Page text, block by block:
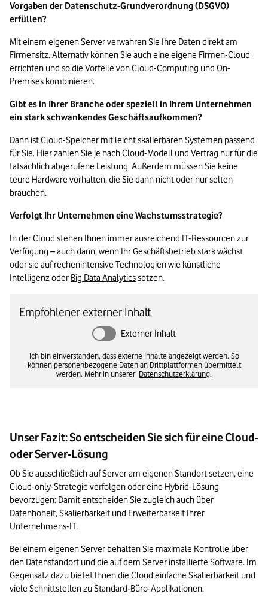
Vorgaben der Datenschutz-Grundverordnung (DSGVO)
erfüllen?
Mit einem eigenen Server verwahren Sie Ihre Daten direkt am
Firmensitz. Alternativ können Sie auch eine eigene Firmen-Cloud
errichten und so die Vorteile von Cloud-Computing und On-
Premises kombinieren.
Gibt es in Ihrer Branche oder speziell in Ihrem Unternehmen
ein stark schwankendes Geschäftsaufkommen?
Dann ist Cloud-Speicher mit leicht skalierbaren Systemen passend
für Sie. Hier zahlen Sie je nach Cloud-Modell und Vertrag nur für die
tatsächlich abgerufene Leistung. Außerdem müssen Sie keine
teure Hardware vorhalten, die Sie dann nicht oder nur selten
brauchen.
Verfolgt Ihr Unternehmen eine Wachstumsstrategie?
In der Cloud stehen Ihnen immer ausreichend IT-Ressourcen zur
Verfügung – auch dann, wenn Ihr Geschäftsbetrieb stark wächst
oder sie auf rechenintensive Technologien wie künstliche
Intelligenz oder Big Data Analytics setzen.
Empfohlener externer Inhalt
Externer Inhalt
Ich bin einverstanden, dass externe Inhalte angezeigt werden. So
können personenbezogene Daten an Drittplattformen übermittelt
werden. Mehr in unserer Datenschutzerklärung.
Unser Fazit: So entscheiden Sie sich für eine Cloud-
oder Server-Lösung
Ob Sie ausschließlich auf Server am eigenen Standort setzen, eine
Cloud-only-Strategie verfolgen oder eine Hybrid-Lösung
bevorzugen: Damit entscheiden Sie zugleich auch über
Datenhoheit, Skalierbarkeit und Erweiterbarkeit Ihrer
Unternehmens-IT.
Bei einem eigenen Server behalten Sie maximale Kontrolle über
den Datenstandort und die auf dem Server installierte Software. Im
Gegensatz dazu bietet Ihnen die Cloud einfache Skalierbarkeit und
viele Schnittstellen zu Standard-Büro-Applikationen.